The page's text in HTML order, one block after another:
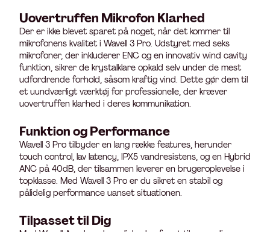
Uovertruffen Mikrofon Klarhed
Der er ikke blevet sparet på noget, når det kommer til
mikrofonens kvalitet i Wavell 3 Pro. Udstyret med seks
mikrofoner, der inkluderer ENC og en innovativ wind cavity
funktion, sikrer de krystalklare opkald selv under de mest
udfordrende forhold, såsom kraftig vind. Dette gør dem til
et uundværligt værktøj for professionelle, der kræver
uovertruffen klarhed i deres kommunikation.
Funktion og Performance
Wavell 3 Pro tilbyder en lang række features, herunder
touch control, lav latency, IPX5 vandresistens, og en Hybrid
ANC på 40dB, der tilsammen leverer en brugeroplevelse i
topklasse. Med Wavell 3 Pro er du sikret en stabil og
pålidelig performance uanset situationen.
Tilpasset til Dig